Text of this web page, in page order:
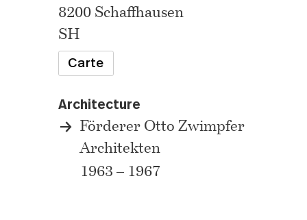
8200 Schaffhausen
SH
Carte
Architecture
Förderer Otto Zwimpfer
Architekten
1963 – 1967